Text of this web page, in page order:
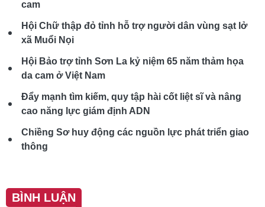
cam
Hội Chữ thập đỏ tỉnh hỗ trợ người dân vùng sạt lở
xã Muổi Nọi
Hội Bảo trợ tỉnh Sơn La kỷ niệm 65 năm thảm họa
da cam ở Việt Nam
Đẩy mạnh tìm kiếm, quy tập hài cốt liệt sĩ và nâng
cao năng lực giám định ADN
Chiềng Sơ huy động các nguồn lực phát triển giao
thông
BÌNH LUẬN